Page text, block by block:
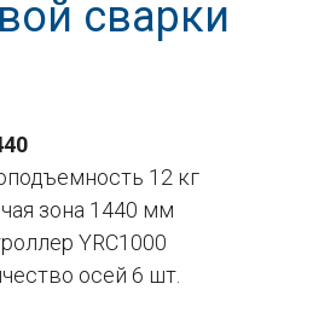
сварки
12 кг
зона 1440 мм
YRC1000
осей 6 шт.